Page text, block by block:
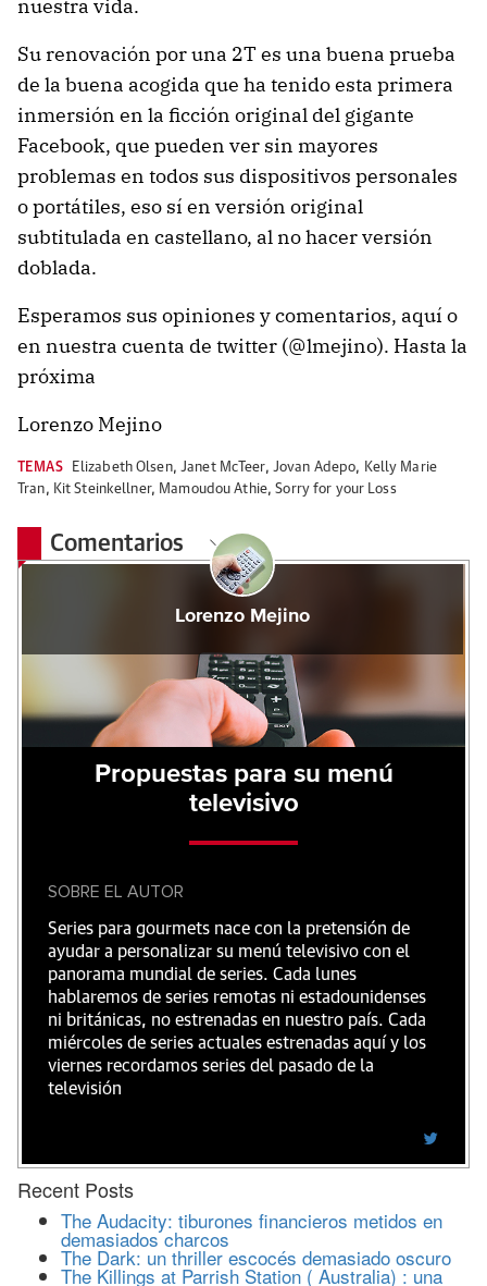
nuestra vida.
Su renovación por una 2T es una buena prueba
de la buena acogida que ha tenido esta primera
inmersión en la ficción original del gigante
Facebook, que pueden ver sin mayores
problemas en todos sus dispositivos personales
o portátiles, eso sí en versión original
subtitulada en castellano, al no hacer versión
doblada.
Esperamos sus opiniones y comentarios, aquí o
en nuestra cuenta de twitter (@lmejino). Hasta la
próxima
Lorenzo Mejino
TEMAS Elizabeth Olsen,Janet McTeer, Jovan Adepo,
Kelly Marie
Tran, Kit Steinkellner, Mamoudou Athie,Sorry for your Loss
Comentarios
Lorenzo Mejino
Propuestas para su menú
televisivo
SOBRE EL AUTOR
Series para gourmets nace con la pretensión de
ayudar a personalizar su menú televisivo con el
panorama mundial de series. Cada lunes
hablaremos de series remotas ni estadounidenses
ni británicas, no estrenadas en nuestro país. Cada
miércoles de series actuales estrenadas aquí y los
viernes recordamos series del pasado de la
televisión
Recent Posts
The Audacity: tiburones financieros metidos en
demasiados charcos
The Dark: un thriller escocés demasiado oscuro
The Killings at Parrish Station ( Australia) : una